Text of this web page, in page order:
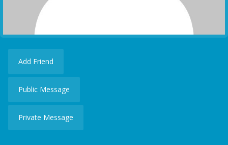
Add Friend
Public Message
Private Message